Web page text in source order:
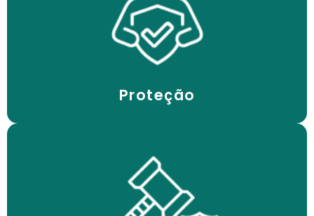
Proteção
Proteção contra cópias não
autorizadas, uso indevido e
concorrência desleal